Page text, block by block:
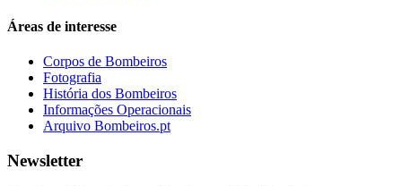
Áreas de interesse
Corpos de Bombeiros
Fotografia
História dos Bombeiros
Informações Operacionais
Arquivo Bombeiros.pt
Newsletter